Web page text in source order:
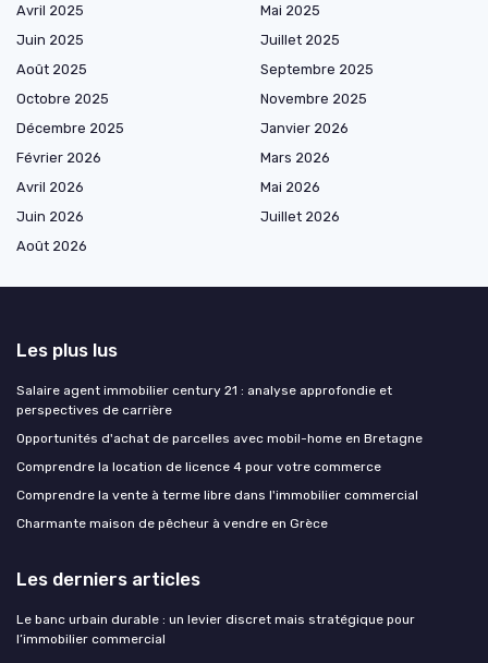
Avril 2025
Mai 2025
Juin 2025
Juillet 2025
Août 2025
Septembre 2025
Octobre 2025
Novembre 2025
Décembre 2025
Janvier 2026
Février 2026
Mars 2026
Avril 2026
Mai 2026
Juin 2026
Juillet 2026
Août 2026
Les plus lus
Salaire agent immobilier century 21 : analyse approfondie et
perspectives de carrière
Opportunités d'achat de parcelles avec mobil-home en Bretagne
Comprendre la location de licence 4 pour votre commerce
Comprendre la vente à terme libre dans l'immobilier commercial
Charmante maison de pêcheur à vendre en Grèce
Les derniers articles
Le banc urbain durable : un levier discret mais stratégique pour
l’immobilier commercial